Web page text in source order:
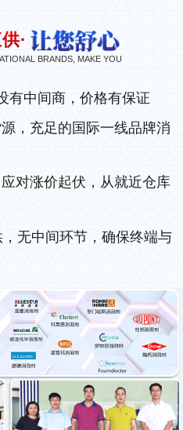
·
BRANDS, MAKE YOU
有中间商，价格有保证
，充足的国际一线品牌消
对涨价起伏，从就近仓库
无中间环节，确保终端与